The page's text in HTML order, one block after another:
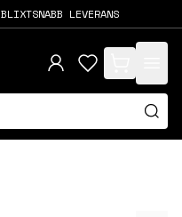
BLIXTSNABB LEVERANS
items in cart,